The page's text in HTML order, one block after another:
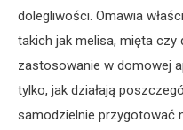
dolegliwości. Omawia
takich jak melisa, mięta czy
zastosowanie w domowej
tylko, jak działają
samodzielnie przygotować